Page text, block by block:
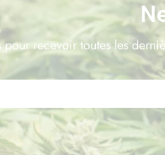
pour recevoir toutes les